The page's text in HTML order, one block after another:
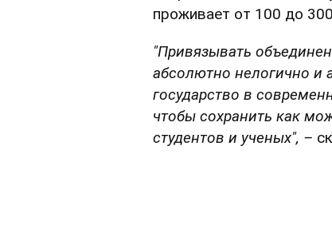
проживает от 100 до
"Привязывать
абсолютно нелогично и
государство в
чтобы сохранить как
студентов и ученых", –